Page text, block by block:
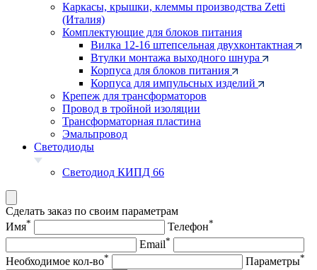
Каркасы, крышки, клеммы производства Zetti
(Италия)
Комплектующие для блоков питания
Вилка 12-16 штепсельная двухконтактная
Втулки монтажа выходного шнура
Корпуса для блоков питания
Корпуса для импульсных изделий
Крепеж для трансформаторов
Провод в тройной изоляции
Трансформаторная пластина
Эмальпровод
Светодиоды
Светодиод КИПД 66
Сделать заказ по своим параметрам
Имя* Телефон*
Email*
Необходимое кол-во* Параметры*